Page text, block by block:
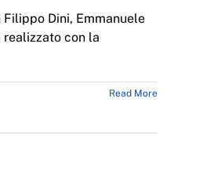
Dini, Emmanuele
realizzato con la
Read More